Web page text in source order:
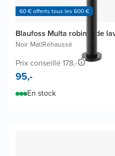
60 € offerts tous les 600 €
Blaufoss Multa robinet de
Noir Mat|Réhaussé
Prix conseillé 178,-
95,-
En stock